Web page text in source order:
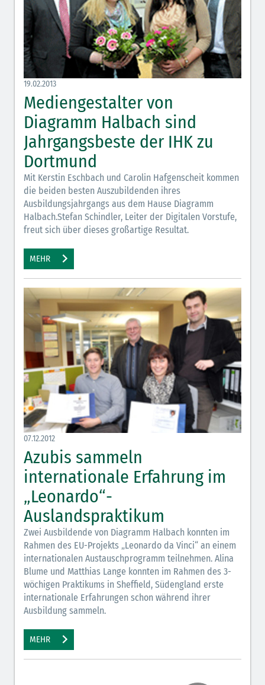
19.02.2013
Mediengestalter von
Diagramm Halbach sind
Jahrgangsbeste der IHK zu
Dortmund
Mit Kerstin Eschbach und Carolin Hafgenscheit kommen
die beiden besten Auszubildenden ihres
Ausbildungsjahrgangs aus dem Hause Diagramm
Halbach.Stefan Schindler, Leiter der Digitalen Vorstufe,
freut sich über dieses großartige Resultat.
MEHR
07.12.2012
Azubis sammeln
internationale Erfahrung im
„Leonardo“-
Auslandspraktikum
Zwei Ausbildende von Diagramm Halbach konnten im
Rahmen des EU-Projekts „Leonardo da Vinci“ an einem
internationalen Austauschprogramm teilnehmen. Alina
Blume und Matthias Lange konnten im Rahmen des 3-
wöchigen Praktikums in Sheffield, Südengland erste
internationale Erfahrungen schon während ihrer
Ausbildung sammeln.
MEHR